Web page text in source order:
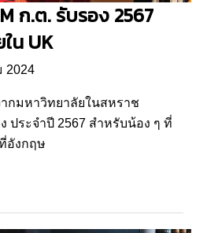
ก.ต. รับรอง 2567
น UK
2024
กมหาวิทยาลัยในสหราช
ประจำปี 2567 สำหรับน้อง ๆ ที่
อังกฤษ